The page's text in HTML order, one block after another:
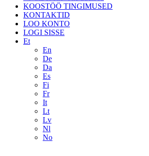
KOOSTÖÖ TINGIMUSED
KONTAKTID
LOO KONTO
LOGI SISSE
Et
En
De
Da
Es
Fi
Fr
It
Lt
Lv
Nl
No